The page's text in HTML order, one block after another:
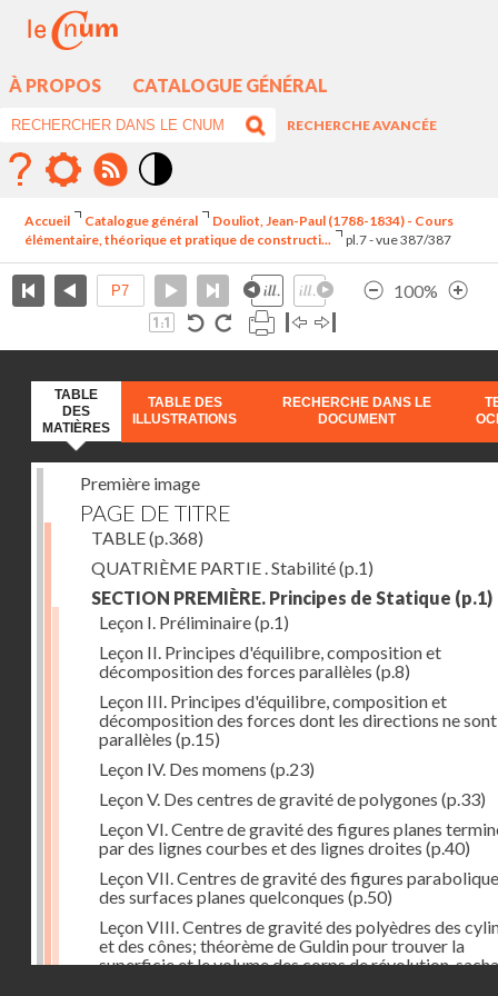
À PROPOS CATALOGUE GÉNÉRAL
RECHERCHE AVANCÉE
élévé
Accueil Catalogue général
Douliot, Jean-Paul (1788-1834) - Cours
élémentaire, théorique et pratique de constructi...
pl.7 - vue 387/387
100%
TABLE
DES
MATIÈRES
TABLE DES
ILLUSTRATIONS
RECHERCHE DANS LE
DOCUMENT
Première image
PAGE DE TITRE
TABLE(p.368)
QUATRIÈME PARTIE . Stabilité(p.1)
SECTION PREMIÈRE. Principes de Statique (p.1)
Leçon I. Préliminaire(p.1)
Leçon II. Principes d'équilibre, composition et
décomposition des forces parallèles (p.8)
Leçon III. Principes d'équilibre, composition et
décomposition des forces dont les directions ne
parallèles (p.15)
Leçon IV. Des momens (p.23)
Leçon V. Des centres de gravité de polygones (p.33)
Leçon VI. Centre de gravité des figures planes
par des lignes courbes et des lignes droites (p.40)
Leçon VII. Centres de gravité des figures
des surfaces planes quelconques (p.50)
Leçon VIII. Centres de gravité des polyèdres des
et des cônes; théorème de Guldin pour trouver la
superficie et le volume des corps de révolution,